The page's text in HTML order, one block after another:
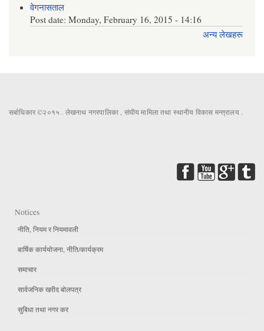
वेगनासताल
Post date:Monday, February 16, 2015 - 14:16
अन्य लेखहरू
सर्बाधिकार ©२०१५ . लेखनाथ नगरपालिका , संघीय मामिला तथा स्थानीय विकास मन्त्रालय .
Notices
नीति, नियम र नियमावली
बार्षिक कार्ययोजना, नीति/कार्यक्रम
समाचार
सार्वजनिक खरीद बोलपत्र
सुबिधा तथा नगर कर